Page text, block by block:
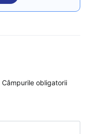
Câmpurile obligatorii